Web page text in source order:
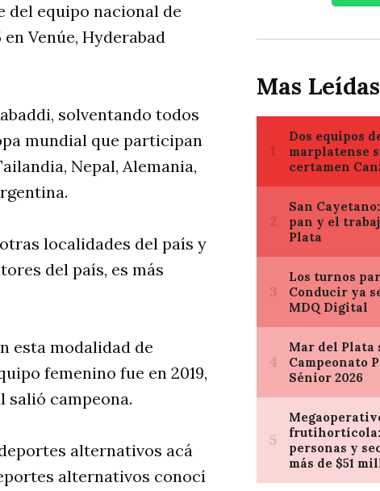
del equipo nacional de
Venúe, Hyderabad
solventando todos
mundial que participan
Nepal, Alemania,
localidades del país y
del país, es más
esta modalidad de
femenino fue en 2019,
campeona.
alternativos acá
alternativos conocí
Mas Leídas